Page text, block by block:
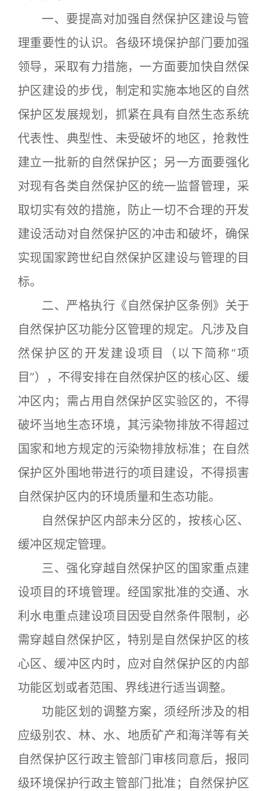
一、要提高对加强自然保护区建设与管
理重要性的认识。各级环境保护部门要加强
领导，采取有力措施，一方面要加快自然保
护区建设的步伐，制定和实施本地区的自然
保护区发展规划，抓紧在具有自然生态系统
代表性、典型性、未受破坏的地区，抢救性
建立一批新的自然保护区；另一方面要强化
对现有各类自然保护区的统一监督管理，采
取切实有效的措施，防止一切不合理的开发
建设活动对自然保护区的冲击和破坏，确保
实现国家跨世纪自然保护区建设与管理的目
标。
二、严格执行《自然保护区条例》关于
自然保护区功能分区管理的规定。凡涉及自
然保护区的开发建设项目（以下简称“项
目”），不得安排在自然保护区的核心区、缓
冲区内；需占用自然保护区实验区的，不得
破坏当地生态环境，其污染物排放不得超过
国家和地方规定的污染物排放标准；在自然
保护区外围地带进行的项目建设，不得损害
自然保护区内的环境质量和生态功能。
自然保护区内部未分区的，按核心区、
缓冲区规定管理。
三、强化穿越自然保护区的国家重点建
设项目的环境管理。经国家批准的交通、水
利水电重点建设项目因受自然条件限制，必
需穿越自然保护区，特别是自然保护区的核
心区、缓冲区内时，应对自然保护区的内部
功能区划或者范围、界线进行适当调整。
功能区划的调整方案，须经所涉及的相
应级别农、林、水、地质矿产和海洋等有关
自然保护区行政主管部门审核同意后，报同
级环境保护行政主管部门批准；自然保护区